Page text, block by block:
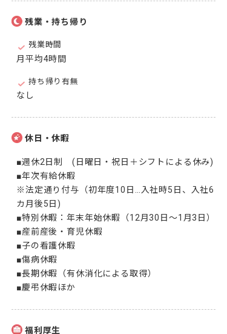
残業・持ち帰り
残業時間
月平均4時間
持ち帰り有無
なし
休日・休暇
■週休2日制　(日曜日・祝日＋シフトによる休み)
■年次有給休暇
※法定通り付与（初年度10日…入社時5日、入社6
カ月後5日)
■特別休暇：年末年始休暇（12月30日～1月3日）
■産前産後・育児休暇
■子の看護休暇
■傷病休暇
■長期休暇（有休消化による取得）
■慶弔休暇ほか
福利厚生